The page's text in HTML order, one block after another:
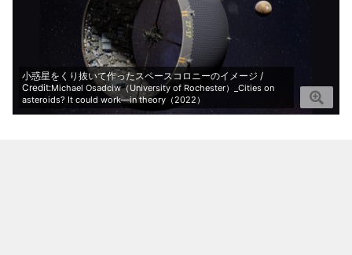
小惑星をくり抜いて作ったスペースコロニーのイメージ /
Credit:Michael Osadciw（University of Rochester）_Cities on
asteroids? It could work—in theory（2022）